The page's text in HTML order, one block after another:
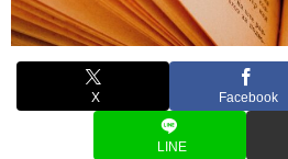
X Facebook
LINE